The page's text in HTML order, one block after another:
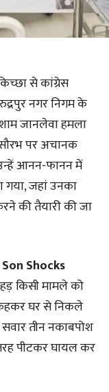
से कांग्रेस
नगर निगम के
जानलेवा हमला
पर अचानक
आनन-फानन में
गया, जहां उनका
की तैयारी की जा
Shocks
किसी मामले को
घर से निकले
तीन नकाबपोश
पीटकर घायल कर